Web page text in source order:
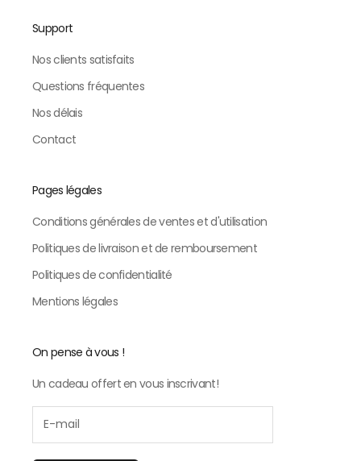
Support
Nos clients satisfaits
Questions fréquentes
Nos délais
Contact
Pages légales
Conditions générales de ventes et d'utilisation
Politiques de livraison et de remboursement
Politiques de confidentialité
Mentions légales
On pense à vous !
Un cadeau offert en vous inscrivant!